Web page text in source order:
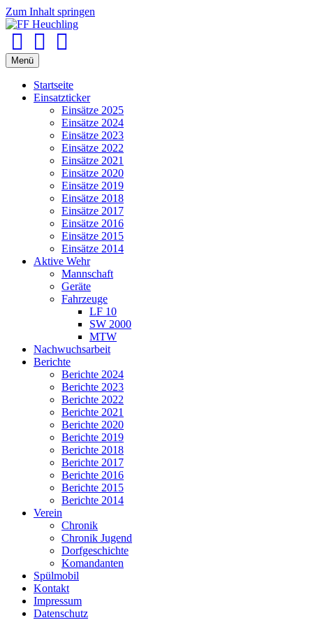
Zum Inhalt springen
Menü
Startseite
Einsatzticker
Einsätze 2025
Einsätze 2024
Einsätze 2023
Einsätze 2022
Einsätze 2021
Einsätze 2020
Einsätze 2019
Einsätze 2018
Einsätze 2017
Einsätze 2016
Einsätze 2015
Einsätze 2014
Aktive Wehr
Mannschaft
Geräte
Fahrzeuge
LF 10
SW 2000
MTW
Nachwuchsarbeit
Berichte
Berichte 2024
Berichte 2023
Berichte 2022
Berichte 2021
Berichte 2020
Berichte 2019
Berichte 2018
Berichte 2017
Berichte 2016
Berichte 2015
Berichte 2014
Verein
Chronik
Chronik Jugend
Dorfgeschichte
Komandanten
Spülmobil
Kontakt
Impressum
Datenschutz